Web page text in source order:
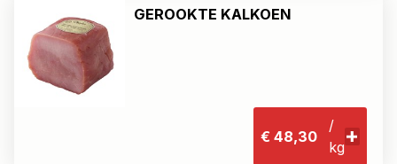
GEROOKTE KALKOEN
€ 48,30
/
kg